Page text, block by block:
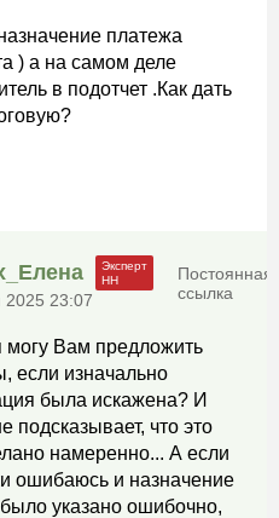
платежа
) а на самом деле
в подотчет .Как дать
2025 23:07
Постоянная
ссылка
могу Вам предложить
если изначально
была искажена? И
подсказывает, что это
намеренно... А если
ошибаюсь и назначение
указано ошибочно,